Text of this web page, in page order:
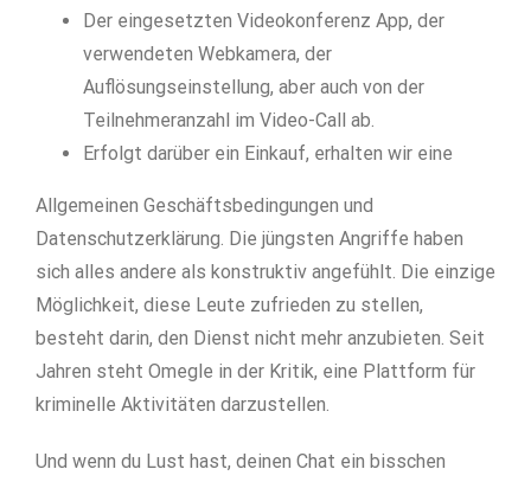
Der eingesetzten Videokonferenz App, der
verwendeten Webkamera, der
Auflösungseinstellung, aber auch von der
Teilnehmeranzahl im Video-Call ab.
Erfolgt darüber ein Einkauf, erhalten wir eine
Allgemeinen Geschäftsbedingungen und
Datenschutzerklärung. Die jüngsten Angriffe haben
sich alles andere als konstruktiv angefühlt. Die einzige
Möglichkeit, diese Leute zufrieden zu stellen,
besteht darin, den Dienst nicht mehr anzubieten. Seit
Jahren steht Omegle in der Kritik, eine Plattform für
kriminelle Aktivitäten darzustellen.
Und wenn du Lust hast, deinen Chat ein bisschen